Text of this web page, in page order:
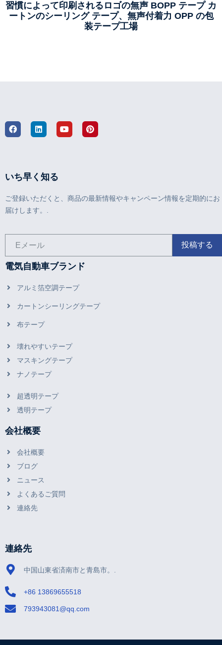
習慣によって印刷されるロゴの無声 BOPP テープ カ
ートンのシーリング テープ、無声付着力 OPP の包
装テープ工場
いち早く知る
ご登録いただくと、商品の最新情報やキャンペーン情報を定期的にお
届けします。.
電気自動車ブランド
アルミ箔空調テープ
カートンシーリングテープ
布テープ
壊れやすいテープ
マスキングテープ
ナノテープ
超透明テープ
透明テープ
会社概要
会社概要
ブログ
ニュース
よくあるご質問
連絡先
連絡先
中国山東省済南市と青島市。.
+86 13869655518
793943081@qq.com